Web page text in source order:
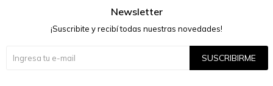
Newsletter
¡Suscribite y recibí todas nuestras novedades!
SUSCRIBIRME